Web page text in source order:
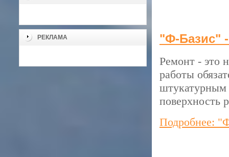
РЕКЛАМА "Ф-Базис"
Ремонт - это
работы
штукатурным
поверхность
Подробнее: